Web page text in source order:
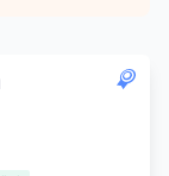
online